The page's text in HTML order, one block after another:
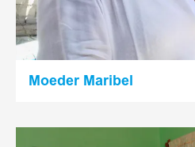
Moeder Maribel